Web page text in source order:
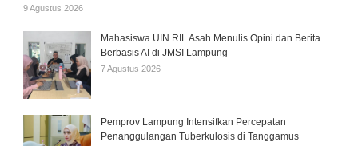
9 Agustus 2026
Mahasiswa UIN RIL Asah Menulis Opini dan Berita
Berbasis AI di JMSI Lampung
7 Agustus 2026
Pemprov Lampung Intensifkan Percepatan
Penanggulangan Tuberkulosis di Tanggamus